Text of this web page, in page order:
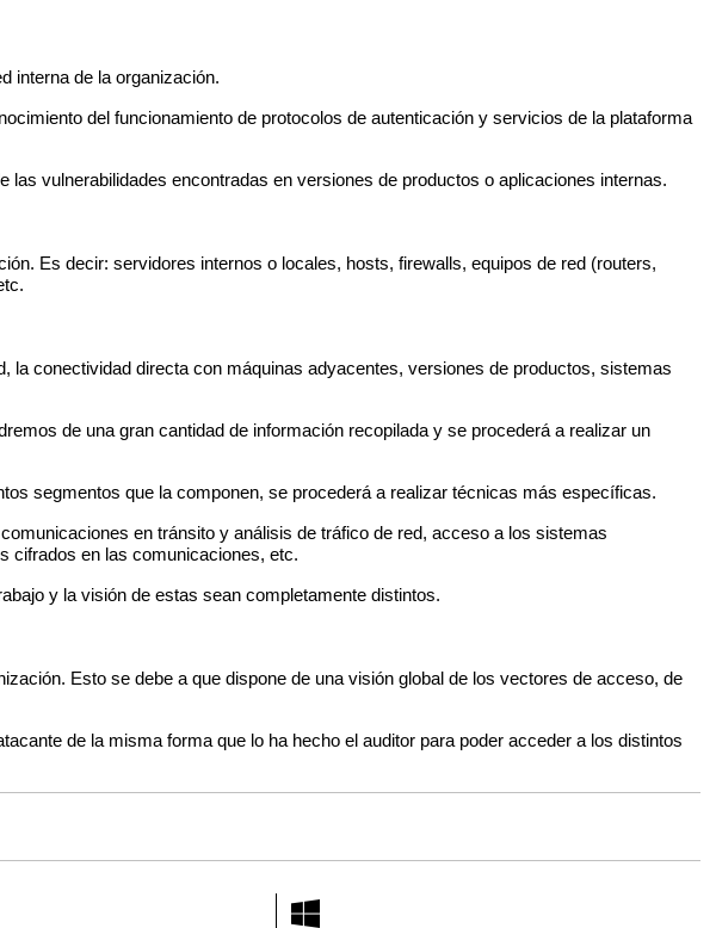
interna de la organización.
del funcionamiento de protocolos de autenticación y servicios de la plataforma
vulnerabilidades encontradas en versiones de productos o aplicaciones internas.
Es decir: servidores internos o locales, hosts, firewalls, equipos de red (routers,
la conectividad directa con máquinas adyacentes, versiones de productos, sistemas
de una gran cantidad de información recopilada y se procederá a realizar un
segmentos que la componen, se procederá a realizar técnicas más específicas.
en tránsito y análisis de tráfico de red, acceso a los sistemas
cifrados en las comunicaciones, etc.
y la visión de estas sean completamente distintos.
Esto se debe a que dispone de una visión global de los vectores de acceso, de
de la misma forma que lo ha hecho el auditor para poder acceder a los distintos